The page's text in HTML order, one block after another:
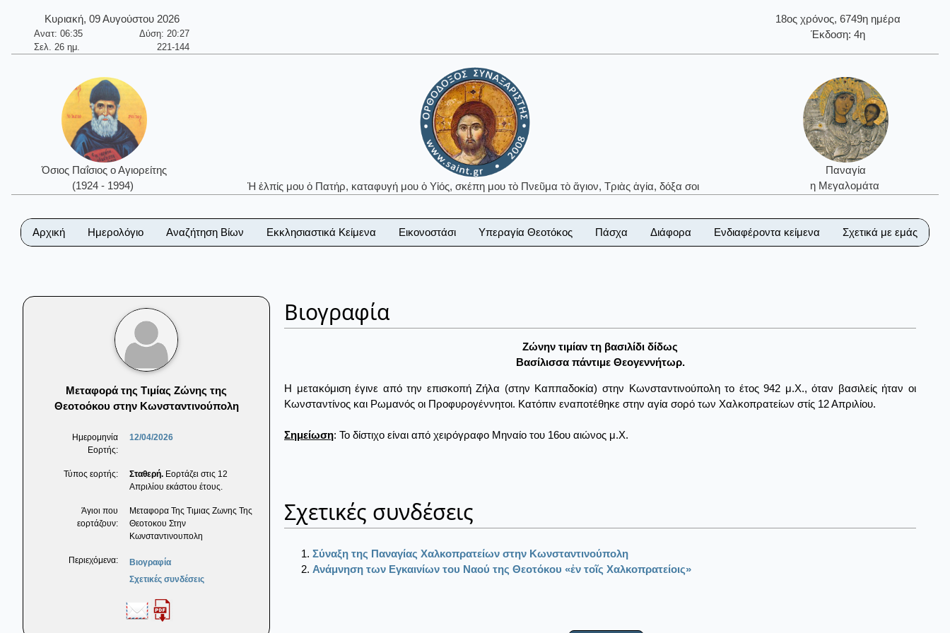
Κυριακή, 09 Αυγούστου 2026
Ανατ: 06:35
Δύση: 20:27
Σελ. 26 ημ.
221-144
18ος χρόνος, 6749η ημέρα
Έκδοση: 4η
Όσιος Παΐσιος ο Αγιορείτης
(1924 - 1994)
Ἡ ἐλπίς μου ὁ Πατήρ, καταφυγή μου ὁ Υἱός, σκέπη μου τὸ Πνεῦμα τὸ ἅγιον, Τριὰς ἁγία, δόξα σοι
Παναγία
η Μεγαλομάτα
Αρχική Ημερολόγιο Αναζήτηση Βίων Εκκλησιαστικά Κείμενα Εικονοστάσι Υπεραγία Θεοτόκος Πάσχα Διάφορα Ενδιαφέροντα κείμενα Σχετικά με εμάς
Μεταφορά της Τιμίας Ζώνης της
Θεοτοόκου στην Κωνσταντινούπολη
Ημερομηνία
Εορτής:
12/04/2026
Τύπος εορτής: Σταθερή. Εορτάζει στις 12
Απριλίου εκάστου έτους.
Άγιοι που
εορτάζουν:
Μεταφορα Της Τιμιας Ζωνης Της
Θεοτοκου Στην
Κωνσταντινουπολη
Περιεχόμενα:
Βιογραφία
Σχετικές συνδέσεις
Βιογραφία
Ζώνην τιμίαν τη βασιλίδι δίδως
Βασίλισσα πάντιμε Θεογεννήτωρ.
Η μετακόμιση έγινε από την επισκοπή Ζήλα (στην Καππαδοκία) στην Κωνσταντινούπολη το έτος 942 μ.Χ., όταν βασιλείς ήταν οι
Κωνσταντίνος και Ρωμανός οι Προφυρογέννητοι. Κατόπιν εναποτέθηκε στην αγία σορό των Χαλκοπρατείων στίς 12 Απριλίου.
Σημείωση: Το δίστιχο είναι από χειρόγραφο Μηναίο του 16ου αιώνος μ.Χ.
Σχετικές συνδέσεις
Σύναξη της Παναγίας Χαλκοπρατείων στην Κωνσταντινούπολη
Ανάμνηση των Εγκαινίων του Ναού της Θεοτόκου «ἐν τοῖς Χαλκοπρατείοις»